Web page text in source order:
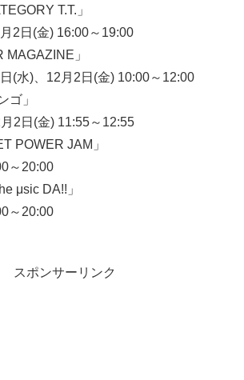
T.T.」
2日(金) 16:00～19:00
」
(水)、12月2日(金) 10:00～12:00
ゴ」
2日(金) 11:55～12:55
POWER JAM」
～20:00
μsic DA!!」
～20:00
スポンサーリンク